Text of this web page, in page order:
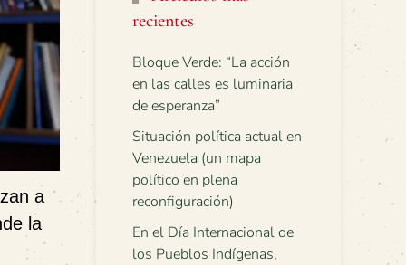
a
la
recientes
Bloque Verde: “La acción
en las calles es luminaria
de esperanza”
Situación política actual en
Venezuela (un mapa
político en plena
reconfiguración)
En el Día Internacional de
los Pueblos Indígenas,